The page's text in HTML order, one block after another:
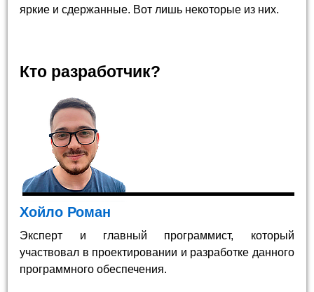
яркие и сдержанные. Вот лишь некоторые из них.
Кто разработчик?
Хойло Роман
Эксперт и главный программист, который
участвовал в проектировании и разработке данного
программного обеспечения.